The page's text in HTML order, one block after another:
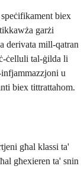
biex
garżi
derivata mill-qatran
ċelluli tal-ġilda li
u
biex tittrattahom.
għal klassi ta'
għexieren ta' snin